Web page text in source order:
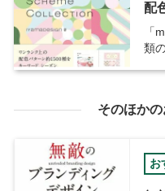
配
「
類
そのほか
お